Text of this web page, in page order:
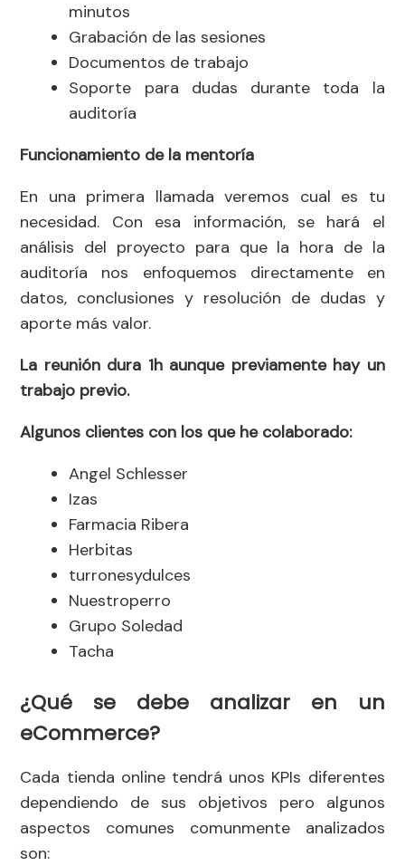
minutos
Grabación de las sesiones
Documentos de trabajo
Soporte para dudas durante toda la
auditoría
Funcionamiento de la mentoría
En una primera llamada veremos cual es tu
necesidad. Con esa información, se hará el
análisis del proyecto para que la hora de la
auditoría nos enfoquemos directamente en
datos, conclusiones y resolución de dudas y
aporte más valor.
La reunión dura 1h aunque previamente hay un
trabajo previo.
Algunos clientes con los que he colaborado:
Angel Schlesser
Izas
Farmacia Ribera
Herbitas
turronesydulces
Nuestroperro
Grupo Soledad
Tacha
¿Qué se debe analizar en un
eCommerce?
Cada tienda online tendrá unos KPIs diferentes
dependiendo de sus objetivos pero algunos
aspectos comunes comunmente analizados
son: